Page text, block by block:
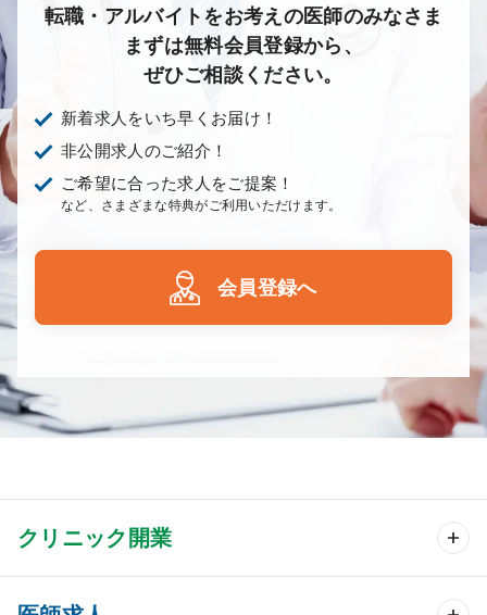
転職・アルバイトをお考えの医師のみなさま
まずは無料会員登録から、
ぜひご相談ください。
新着求人をいち早くお届け！
非公開求人のご紹介！
ご希望に合った求人をご提案！
など、さまざまな特典がご利用いただけます。
会員登録へ
クリニック開業
クリニック開業 TOP